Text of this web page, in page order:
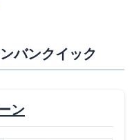
ーンを利用できる？
バンクイック
ン